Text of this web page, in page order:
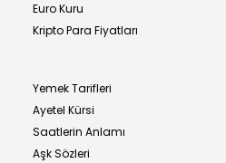
Euro Kuru
Kripto Para Fiyatları
Yemek Tarifleri
Ayetel Kürsi
Saatlerin Anlamı
Aşk Sözleri